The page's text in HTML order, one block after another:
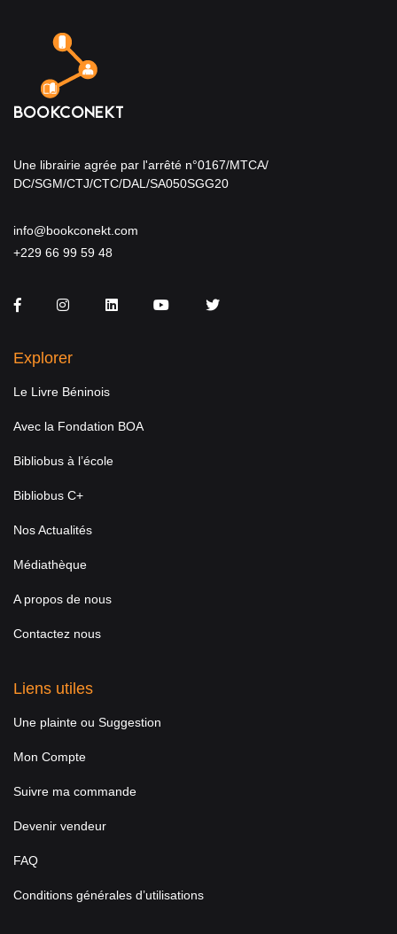
Une librairie agrée par l'arrêté n°0167/MTCA/
DC/SGM/CTJ/CTC/DAL/SA050SGG20
info@bookconekt.com
+229 66 99 59 48
FacebookInstagramLinkedInYou TubeTwitter
Explorer
Le Livre Béninois
Avec la Fondation BOA
Bibliobus à l’école
Bibliobus C+
Nos Actualités
Médiathèque
A propos de nous
Contactez nous
Liens utiles
Une plainte ou Suggestion
Mon Compte
Suivre ma commande
Devenir vendeur
FAQ
Conditions générales d’utilisations